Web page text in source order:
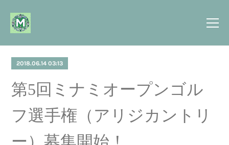
2018.06.14 03:13
第5回ミナミオープンゴル
フ選手権（アリジカントリ